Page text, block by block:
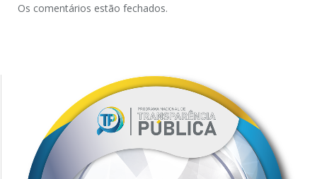
Os comentários estão fechados.